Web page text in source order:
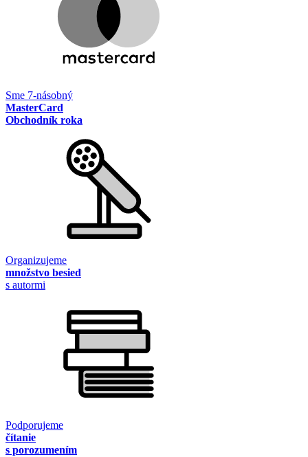
Sme 7-násobný
MasterCard
Obchodník roka
Organizujeme
množstvo besied
s autormi
Podporujeme
čítanie
s porozumením